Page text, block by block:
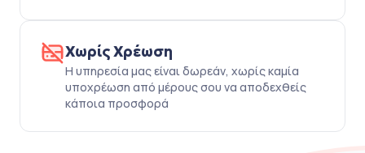
Χωρίς Χρέωση
Η υπηρεσία μας είναι δωρεάν, χωρίς καμία
υποχρέωση από μέρους σου να αποδεχθείς
κάποια προσφορά